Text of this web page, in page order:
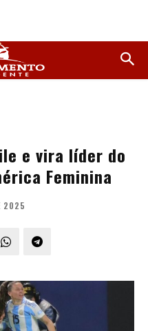
e vira líder do
Feminina
2025